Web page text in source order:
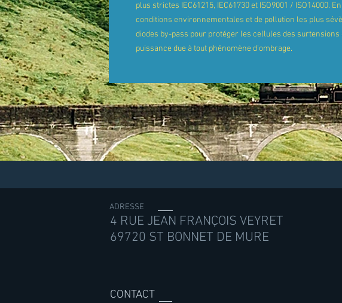
plus strictes IEC61215, IEC61730 et ISO9001 / ISO14000.
conditions environnementales et de pollution les plus
diodes by-pass pour protéger les cellules des
puissance due à tout phénomène d'ombrage.
ADRESSE
4 RUE JEAN FRANÇOIS VEYRET
69720 ST BONNET DE MURE
CONTACT